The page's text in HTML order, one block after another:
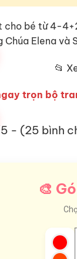
cho bé từ 4-
Elena và
📂
trọn bộ
- (25 bình
🎨